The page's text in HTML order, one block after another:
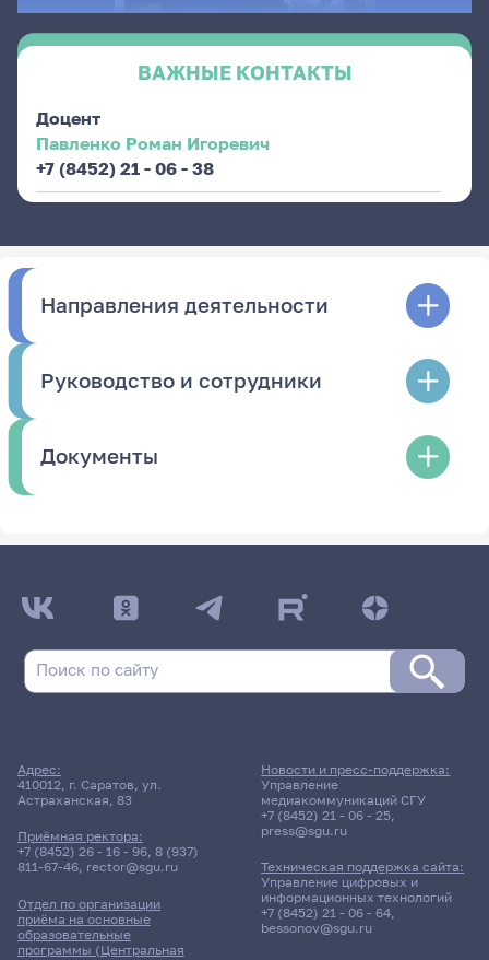
ВАЖНЫЕ КОНТАКТЫ
Доцент
Павленко Роман Игоревич
+7 (8452) 21 - 06 - 38
Направления деятельности
Руководство и сотрудники
Документы
Адрес:
410012, г. Саратов, ул.
Астраханская, 83
Приёмная ректора:
+7 (8452) 26 - 16 - 96, 8 (937)
811-67-46, rector@sgu.ru
Отдел по организации
приёма на основные
образовательные
программы (Центральная
Новости и пресс-поддержка:
Управление
медиакоммуникаций СГУ
+7 (8452) 21 - 06 - 25,
press@sgu.ru
Техническая поддержка сайта:
Управление цифровых и
информационных технологий
+7 (8452) 21 - 06 - 64,
bessonov@sgu.ru